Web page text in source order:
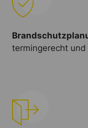
termingerecht